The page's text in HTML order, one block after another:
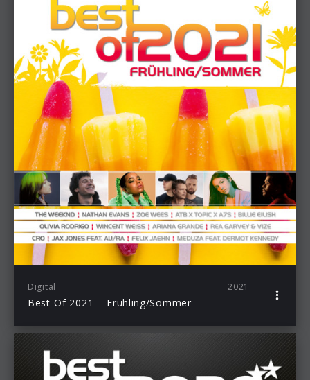
Digital 2021
Best Of 2021 – Frühling/Sommer